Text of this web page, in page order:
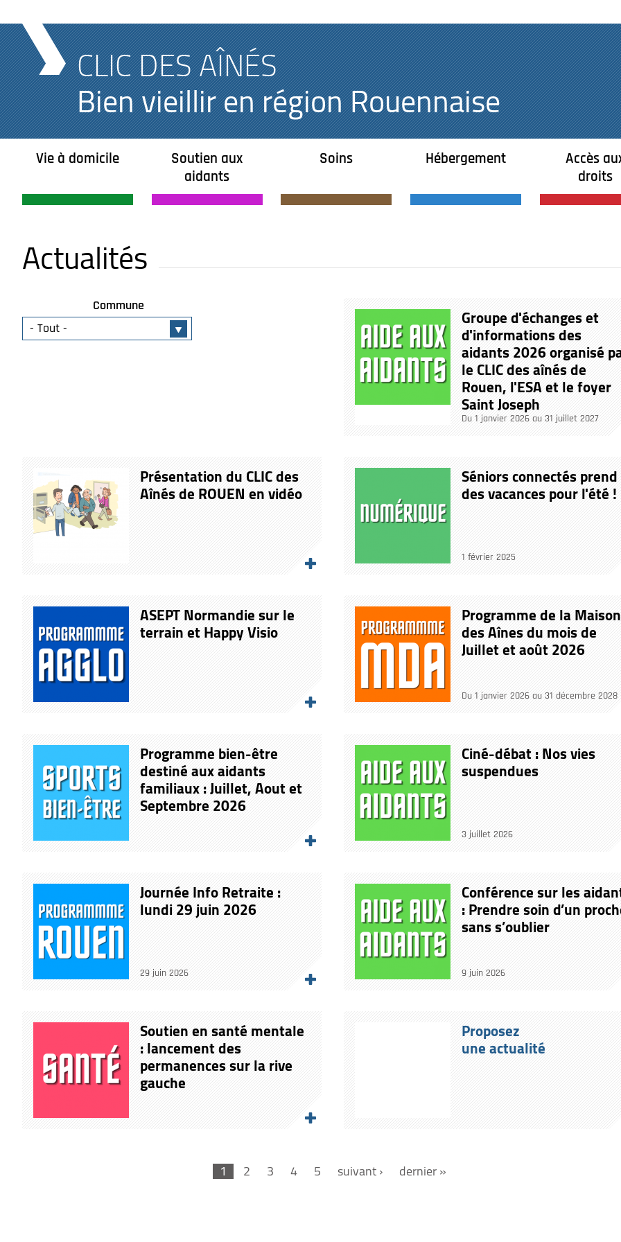
CLIC DES AÎNÉS
Bien vieillir en région Rouennaise
Vie à domicile
Soutien aux
aidants
Soins Hébergement
Accès
droits
Actualités
Commune Groupe d'échanges et
d'informations des
aidants 2026 organisé
le CLIC des aînés de
Rouen, l'ESA et le foyer
Saint Joseph
Du 1 janvier 2026 au 31 juillet 2027
Présentation du CLIC des
Aînés de ROUEN en vidéo
Séniors connectés prend
des vacances pour l'été !
1 février 2025
ASEPT Normandie sur le
terrain et Happy Visio
Programme de la Maison
des Aînes du mois de
Juillet et août 2026
Du 1 janvier 2026 au 31 décembre 2028
Programme bien-être
destiné aux aidants
familiaux : Juillet, Aout et
Septembre 2026
Ciné-débat : Nos vies
suspendues
3 juillet 2026
Journée Info Retraite :
lundi 29 juin 2026
29 juin 2026
Conférence sur les
: Prendre soin d’un
sans s’oublier
9 juin 2026
Soutien en santé mentale
: lancement des
permanences sur la rive
gauche
Proposez
une actualité
1 2 3 4 5 suivant › dernier »